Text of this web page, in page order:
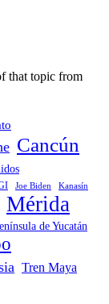
that topic from
Cancún
Joe Biden Kanasín
Mérida
de Yucatán
Tren Maya